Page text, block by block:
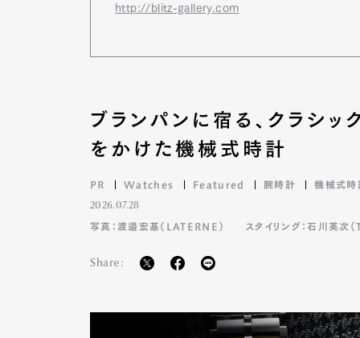
http://blitz-gallery.com
ブランパンに宿る、クラシ
をかけた機械式時計
PR Watches Featured 腕時計 機械式時
2026.07.28
写真：渡邉宏基（LATERNE） スタイリング：石川英
Share: